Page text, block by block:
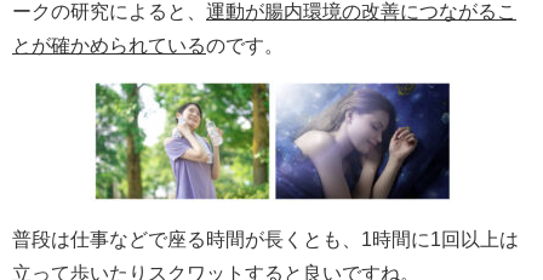
ークの研究によると、 運動が腸内環境の改善につながる こ
とが確かめられているのです。
普段は仕事などで座る時間が長くとも、 1時間に1回以上は
立って歩いたりスクワットすると良いですね。